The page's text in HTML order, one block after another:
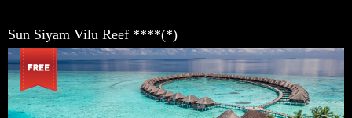
Sun Siyam Vilu Reef ****(*)